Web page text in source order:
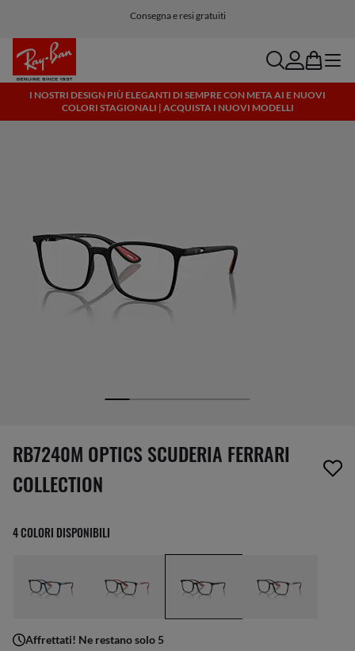
Consegna e resi gratuiti
searchaccount
bag menu
I NOSTRI DESIGN PIÙ ELEGANTI DI SEMPRE CON META AI E NUOVI
COLORI STAGIONALI | ACQUISTA I NUOVI MODELLI
1 articolo è stato aggiunto alla tua wishlist
RB7240M OPTICS SCUDERIA FERRARI
COLLECTION
4 COLORI DISPONIBILI
Affrettati! Ne restano solo 5